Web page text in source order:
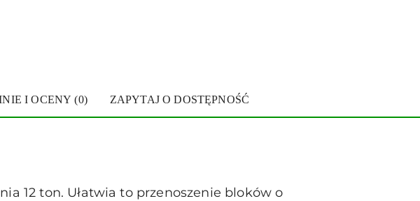
I OCENY (0) ZAPYTAJ O DOSTĘPNOŚĆ
12 ton. Ułatwia to przenoszenie bloków o